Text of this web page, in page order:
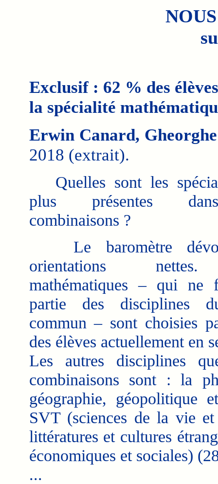
Exclusif : 62 % des
la spécialité
Erwin Canard,
2018 (extrait).
Quelles sont les
plus présentes
combinaisons ?
Le baromètre
orientations
mathématiques – qui ne
partie des disciplines
commun – sont choisies
des élèves actuellement en
Les autres disciplines
combinaisons sont : la
géographie, géopolitique
SVT (sciences de la vie
littératures et cultures
économiques et sociales)
...